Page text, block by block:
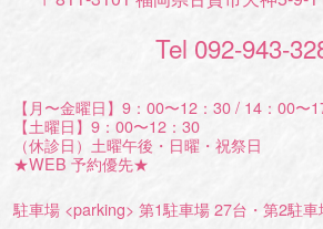
Tel 092-943-
【月〜金曜日】9：00〜12：30 / 14：00〜
【土曜日】9：00〜12：30
（休診日）土曜午後・日曜・祝祭日
★WEB 予約優先★
駐車場 <parking> 第1駐車場 27台・第2駐車